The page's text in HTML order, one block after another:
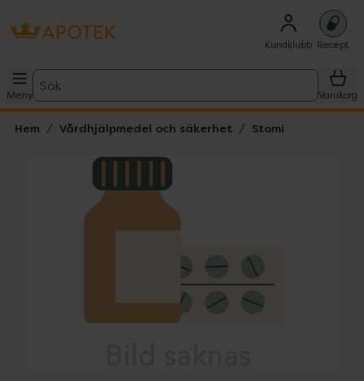
Kundklubb Recept
Meny
Sök
Varukorg
Hem Vårdhjälpmedel och säkerhet Stomi
Lista: . Innehåller 1 objekt.